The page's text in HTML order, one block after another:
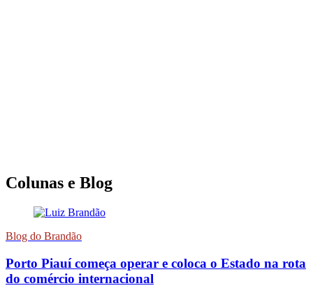
Colunas e Blog
Blog do Brandão
Porto Piauí começa operar e coloca o Estado na rota
do comércio internacional